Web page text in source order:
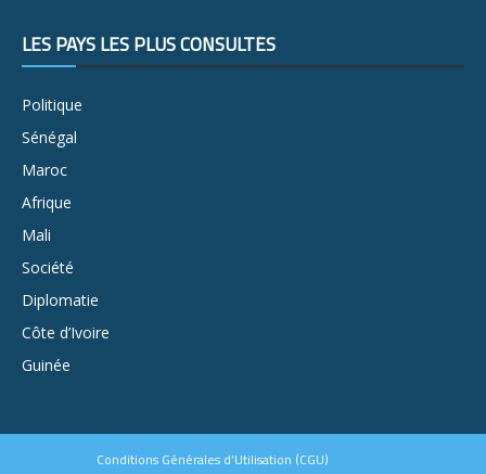
LES PAYS LES PLUS CONSULTÉS
Politique
Sénégal
Maroc
Afrique
Mali
Société
Diplomatie
Côte d’Ivoire
Guinée
Conditions Générales d’Utilisation (CGU)